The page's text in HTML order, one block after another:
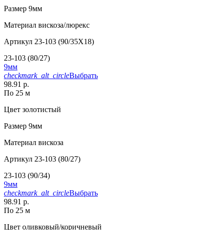
Размер 9мм
Материал вискоза/люрекс
Артикул 23-103 (90/35X18)
23-103 (80/27)
9мм
checkmark_alt_circleВыбрать
98.91 р.
По 25 м
Цвет золотистый
Размер 9мм
Материал вискоза
Артикул 23-103 (80/27)
23-103 (90/34)
9мм
checkmark_alt_circleВыбрать
98.91 р.
По 25 м
Цвет оливковый/коричневый